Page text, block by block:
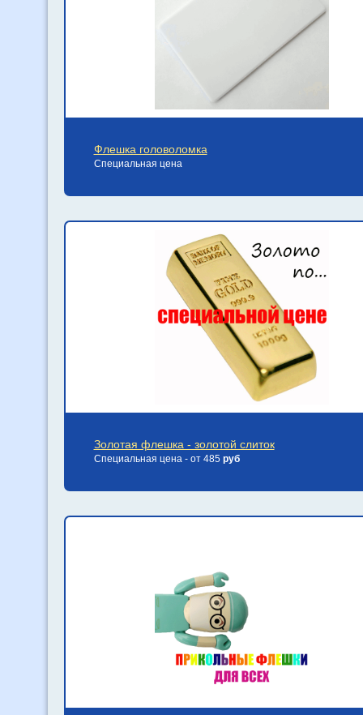
Флешка головоломка
Специальная цена
Золотая флешка - золотой слиток
Специальная цена - от 485 руб